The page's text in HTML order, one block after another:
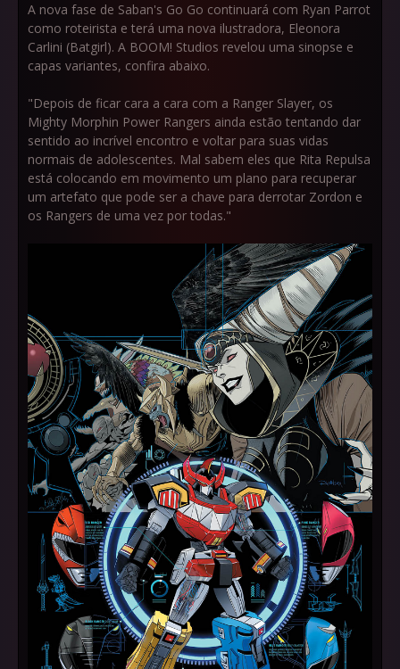
A nova fase de Saban's Go Go continuará com Ryan Parrot
como roteirista e terá uma nova ilustradora, Eleonora
Carlini (Batgirl). A BOOM! Studios revelou uma sinopse e
capas variantes, confira abaixo.
"Depois de ficar cara a cara com a Ranger Slayer, os
Mighty Morphin Power Rangers ainda estão tentando dar
sentido ao incrível encontro e voltar para suas vidas
normais de adolescentes. Mal sabem eles que Rita Repulsa
está colocando em movimento um plano para recuperar
um artefato que pode ser a chave para derrotar Zordon e
os Rangers de uma vez por todas."